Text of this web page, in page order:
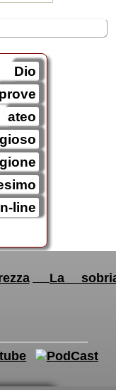
Dio
prove
ateo
line
La